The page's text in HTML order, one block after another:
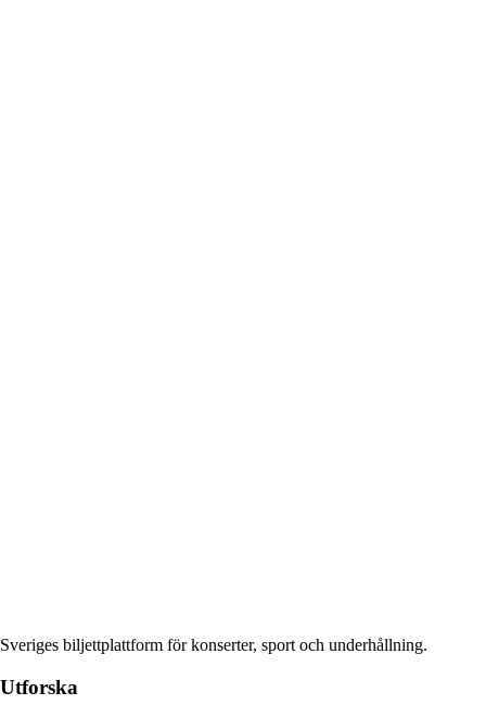
Sveriges biljettplattform för konserter, sport och underhållning.
Utforska